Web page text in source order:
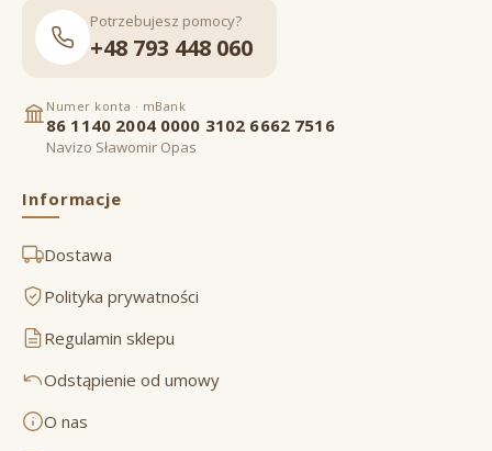
Potrzebujesz pomocy?
+48 793 448 060
Numer konta · mBank
86 1140 2004 0000 3102 6662 7516
Navizo Sławomir Opas
Informacje
Dostawa
Polityka prywatności
Regulamin sklepu
Odstąpienie od umowy
O nas